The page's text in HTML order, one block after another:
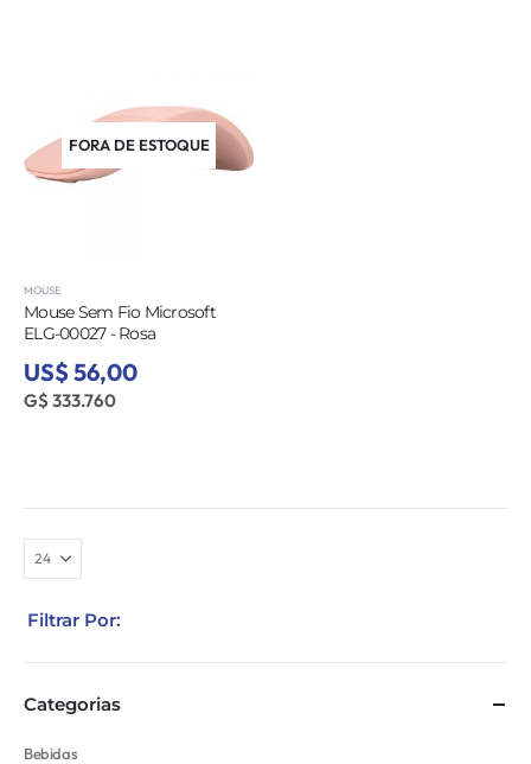
FORA DE ESTOQUE
MOUSE
Mouse Sem Fio Microsoft
ELG-00027 - Rosa
US$ 56,00
G$ 333.760
Filtrar Por:
Categorias
Bebidas